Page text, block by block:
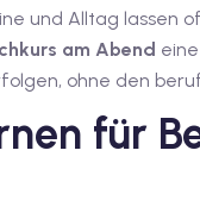
und Alltag lassen
am Abend
ohne den
für